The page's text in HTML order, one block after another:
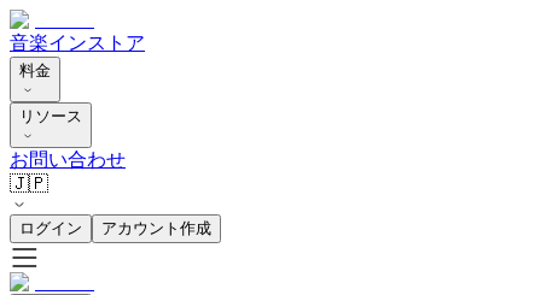
音楽インストア
料金
リソース
お問い合わせ
🇯🇵
ログイン アカウント作成